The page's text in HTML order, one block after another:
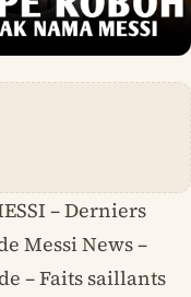
– Derniers
Messi News –
– Faits saillants